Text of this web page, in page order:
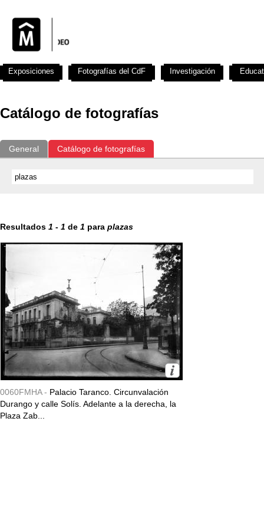
Catálogo de fotografías
General Catálogo de fotografías
Resultados 1 - 1 de 1 para plazas
0060FMHA - Palacio Taranco. Circunvalación
Durango y calle Solís. Adelante a la derecha, la
Plaza Zab...
Exposiciones Fotografías del CdF Investigación